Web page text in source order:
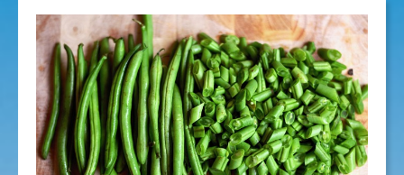
VIE PRATIQUE
SCOLARITÉ
ACTUALITÉS
CONTACT